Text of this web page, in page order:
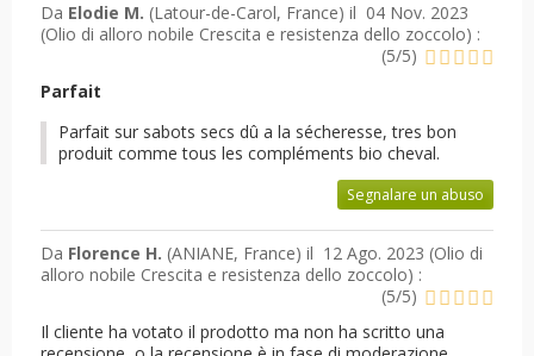
Da Elodie M. (Latour-de-Carol, France) il 04 Nov. 2023
(Olio di alloro nobile Crescita e resistenza dello zoccolo) :
(5/5)
Parfait
Parfait sur sabots secs dû a la sécheresse, tres bon
produit comme tous les compléments bio cheval.
Segnalare un abuso
Da Florence H. (ANIANE, France) il 12 Ago. 2023 (Olio di
alloro nobile Crescita e resistenza dello zoccolo) :
(5/5)
Il cliente ha votato il prodotto ma non ha scritto una